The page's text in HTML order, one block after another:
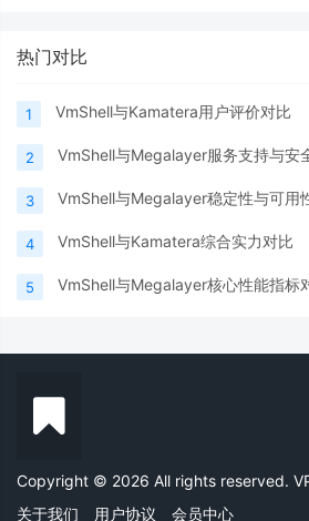
热门对比
1 VmShell与Kamatera用户评价对比
2 VmShell与Megalayer服务支持与安
3 VmShell与Megalayer稳定性与可用
4 VmShell与Kamatera综合实力对比
5 VmShell与Megalayer核心性能指标
Copyright © 2026 All rights reserved.
关于我们
用户协议 会员中心